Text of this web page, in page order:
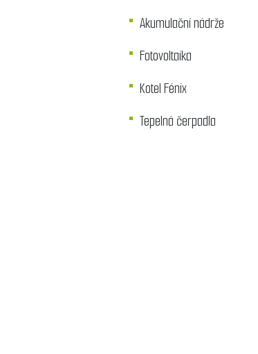
Akumulační nádrže
Fotovoltaika
Kotel Fénix
Tepelná čerpadla